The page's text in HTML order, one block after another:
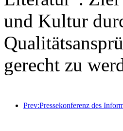
und Kultur
gerecht zu